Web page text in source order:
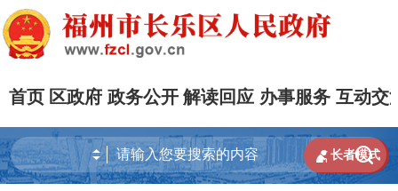
首页 区政府 政务公开 解读回应 办事服务 互动交

 长者模式